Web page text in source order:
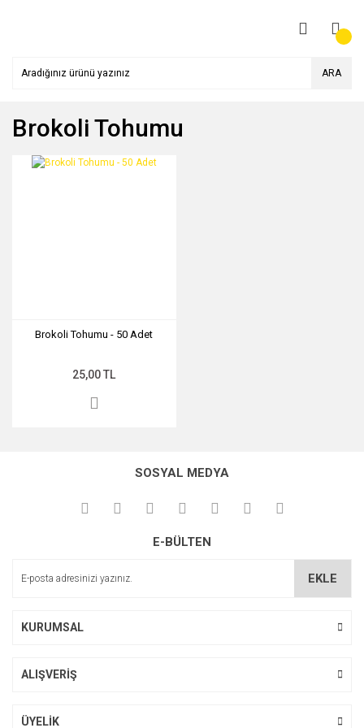
ARA
Brokoli Tohumu
Brokoli Tohumu - 50 Adet
25,00 TL
SOSYAL MEDYA
E-BÜLTEN
EKLE
KURUMSAL
ALIŞVERİŞ
ÜYELİK